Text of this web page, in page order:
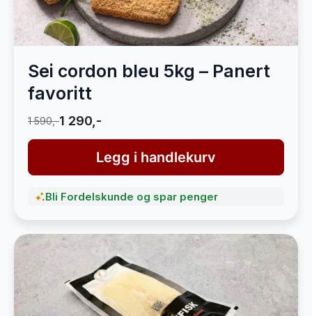
Sei cordon bleu 5kg – Panert
favoritt
1 590,-1 290,-
Legg i handlekurv
Bli Fordelskunde og spar penger